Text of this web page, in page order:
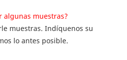
algunas muestras?
muestras. Indíquenos su
lo antes posible.